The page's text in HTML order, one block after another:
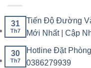
31
Th7
Tiến Độ Đường
Mới Nhất | Cập
30
Th7
Hotline Đặt
0386279939